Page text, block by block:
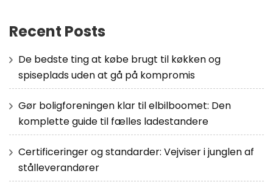
Recent Posts
De bedste ting at købe brugt til køkken og
spiseplads uden at gå på kompromis
Gør boligforeningen klar til elbilboomet: Den
komplette guide til fælles ladestandere
Certificeringer og standarder: Vejviser i junglen af
stålleverandører